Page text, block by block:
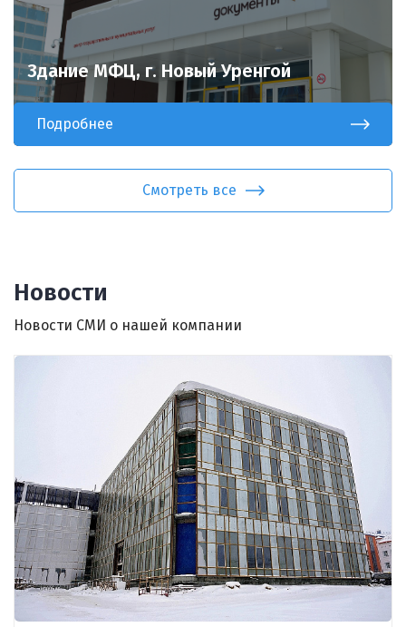
Здание МФЦ, г. Новый Уренгой
Подробнее
Смотреть все
Новости
Новости СМИ о нашей компании